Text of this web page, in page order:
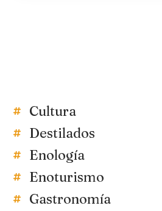
Cultura
Destilados
Enología
Enoturismo
Gastronomía